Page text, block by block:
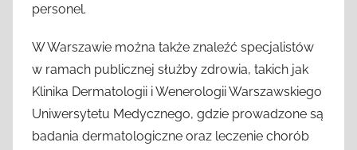
personel.
W Warszawie można także znaleźć specjalistów
w ramach publicznej służby zdrowia, takich jak
Klinika Dermatologii i Wenerologii Warszawskiego
Uniwersytetu Medycznego, gdzie prowadzone są
badania dermatologiczne oraz leczenie chorób